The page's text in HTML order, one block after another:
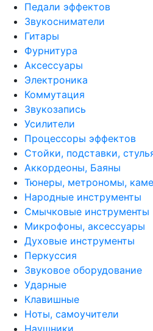
Педали эффектов
Звукосниматели
Гитары
Фурнитура
Аксессуары
Электроника
Коммутация
Звукозапись
Усилители
Процессоры эффектов
Стойки, подставки,
Аккордеоны, Баяны
Тюнеры, метрономы,
Народные инструменты
Смычковые инструменты
Микрофоны, аксессуары
Духовые инструменты
Перкуссия
Звуковое оборудование
Ударные
Клавишные
Ноты, самоучители
Наушники